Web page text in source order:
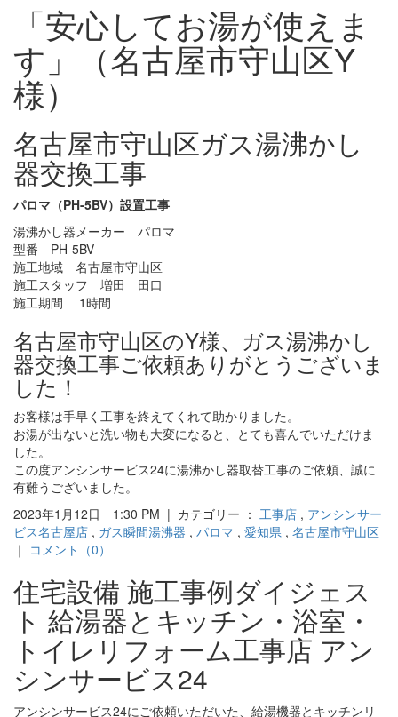
「安心してお湯が使えま
す」（名古屋市守山区Y
様）
名古屋市守山区ガス湯沸かし
器交換工事
パロマ（PH-5BV）設置工事
湯沸かし器メーカー パロマ
型番 PH-5BV
施工地域 名古屋市守山区
施工スタッフ 増田 田口
施工期間 1時間
名古屋市守山区のY様、ガス湯沸かし
器交換工事ご依頼ありがとうございま
した！
お客様は手早く工事を終えてくれて助かりました。
お湯が出ないと洗い物も大変になると、とても喜んでいただけま
した。
この度アンシンサービス24に湯沸かし器取替工事のご依頼、誠に
有難うございました。
2023年1月12日 1:30 PM | カテゴリー ： 工事店 , アンシンサー
ビス名古屋店 , ガス瞬間湯沸器 , パロマ , 愛知県 , 名古屋市守山区
｜ コメント（0）
住宅設備 施工事例ダイジェス
ト 給湯器とキッチン・浴室・
トイレリフォーム工事店 アン
シンサービス24
アンシンサービス24にご依頼いただいた、給湯機器とキッチンリ